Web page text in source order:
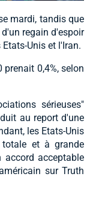
mardi, tandis que
regain d'espoir
Unis et l'Iran.
prenait 0,4%, selon
sérieuses"
au report d'une
les Etats-Unis
et à grande
acceptable
sur Truth